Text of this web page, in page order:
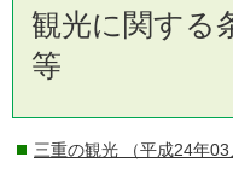
観光に関する
等
三重の観光 （平成24年03